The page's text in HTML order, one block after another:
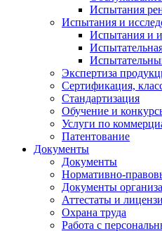
Испытания
Испытания и
Испытания и
Экспертиза
Сертификация,
Стандартизация
Обучение и
Услуги по
Патентование
Документы
Документы
Нормативно-
Документы
Аттестаты и
Охрана труда
Работа с